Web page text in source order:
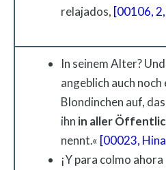
relajados, [00106,
In seinem Alter?
angeblich auch
Blondinchen auf, das
ihn in aller
nennt.« [00023,
¡Y para colmo